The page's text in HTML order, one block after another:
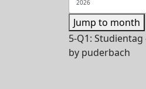
Jump to month
5-Q1:
by puderbach